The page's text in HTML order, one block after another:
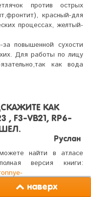
против острых
красный-для
процессах, желтый-
повышенной сухости
Для работы по лицу
как вода
КАК
, F3-VB21, RP6-
Руслан
найти в атласе
версия книги:
наверх